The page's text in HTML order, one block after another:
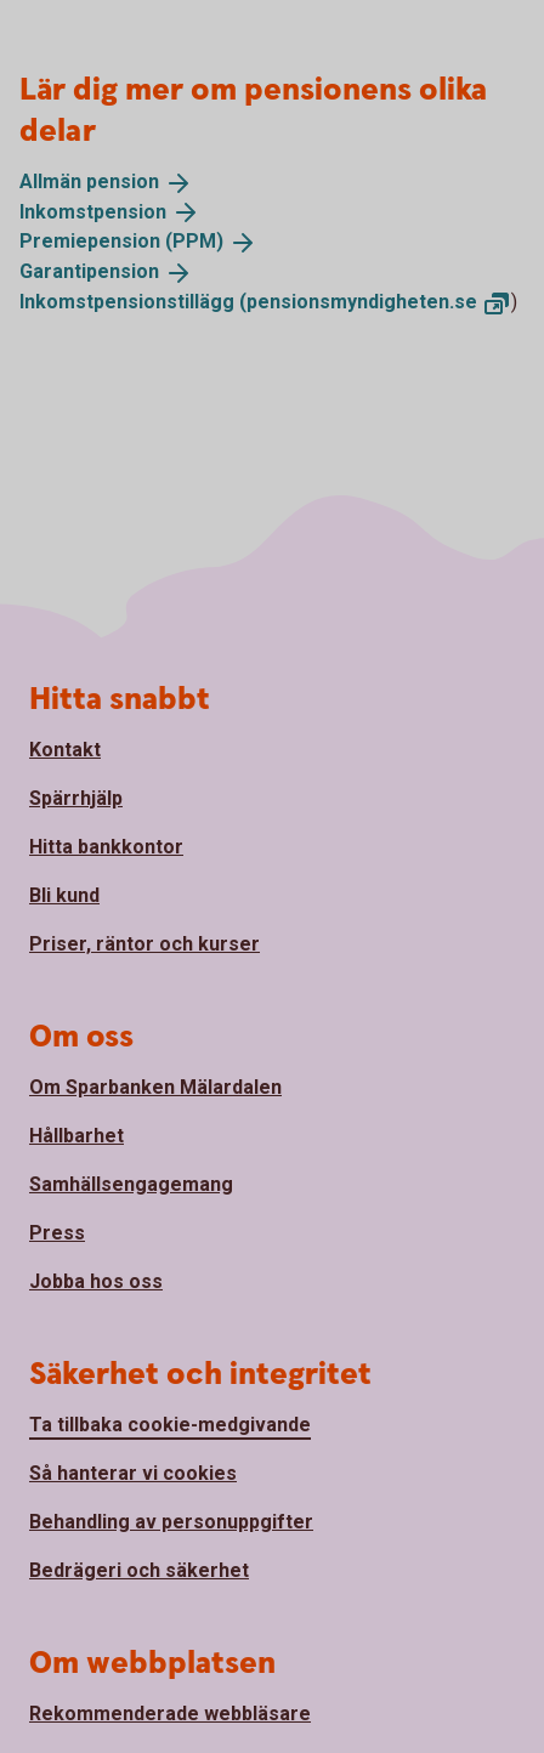
Lär dig mer om pensionens olika
delar
Allmän pension
Inkomstpension
Premiepension (PPM)
Garantipension
Inkomstpensionstillägg (pensionsmyndigheten.se )
Sidfot
Hitta snabbt
Kontakt
Spärrhjälp
Hitta bankkontor
Bli kund
Priser, räntor och kurser
Om oss
Om Sparbanken Mälardalen
Hållbarhet
Samhällsengagemang
Press
Jobba hos oss
Säkerhet och integritet
Ta tillbaka cookie-medgivande
Så hanterar vi cookies
Behandling av personuppgifter
Bedrägeri och säkerhet
Om webbplatsen
Rekommenderade webbläsare